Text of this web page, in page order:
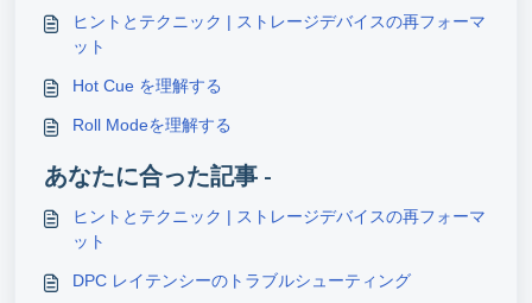
ヒントとテクニック | ストレージデバイスの再フォーマ
ット
Hot Cue を理解する
Roll Modeを理解する
あなたに合った記事 -
ヒントとテクニック | ストレージデバイスの再フォーマ
ット
DPC レイテンシーのトラブルシューティング